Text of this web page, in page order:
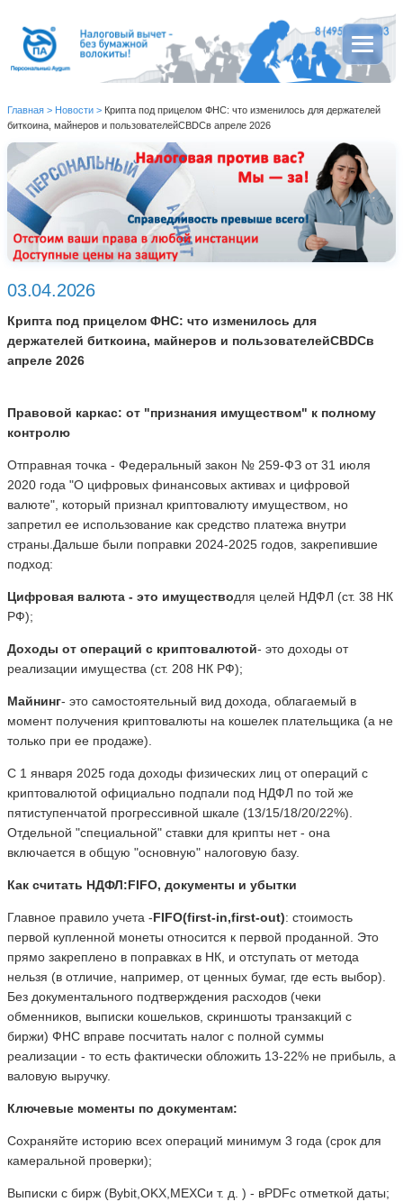
Главная > Новости > Крипта под прицелом ФНС: что изменилось для держателей
биткоина, майнеров и пользователейCBDCв апреле 2026
03.04.2026
Крипта под прицелом ФНС: что изменилось для
держателей биткоина, майнеров и пользователейCBDCв
апреле 2026
Правовой каркас: от "признания имуществом" к полному
контролю
Отправная точка - Федеральный закон № 259-ФЗ от 31 июля
2020 года "О цифровых финансовых активах и цифровой
валюте", который признал криптовалюту имуществом, но
запретил ее использование как средство платежа внутри
страны.Дальше были поправки 2024-2025 годов, закрепившие
подход:
Цифровая валюта - это имуществодля целей НДФЛ (ст. 38 НК
РФ);
Доходы от операций с криптовалютой- это доходы от
реализации имущества (ст. 208 НК РФ);
Майнинг- это самостоятельный вид дохода, облагаемый в
момент получения криптовалюты на кошелек плательщика (а не
только при ее продаже).
С 1 января 2025 года доходы физических лиц от операций с
криптовалютой официально подпали под НДФЛ по той же
пятиступенчатой прогрессивной шкале (13/15/18/20/22%).
Отдельной "специальной" ставки для крипты нет - она
включается в общую "основную" налоговую базу.
Как считать НДФЛ:FIFO, документы и убытки
Главное правило учета -FIFO(first-in,first-out): стоимость
первой купленной монеты относится к первой проданной. Это
прямо закреплено в поправках в НК, и отступать от метода
нельзя (в отличие, например, от ценных бумаг, где есть выбор).
Без документального подтверждения расходов (чеки
обменников, выписки кошельков, скриншоты транзакций с
биржи) ФНС вправе посчитать налог с полной суммы
реализации - то есть фактически обложить 13-22% не прибыль, а
валовую выручку.
Ключевые моменты по документам:
Сохраняйте историю всех операций минимум 3 года (срок для
камеральной проверки);
Выписки с бирж (Bybit,OKX,MEXCи т. д. ) - вPDFс отметкой даты;